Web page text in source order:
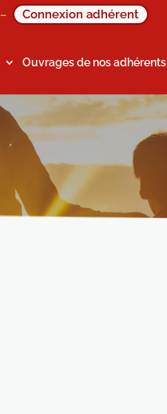
– Connexion adhérent
Ouvrages de nos adhérents